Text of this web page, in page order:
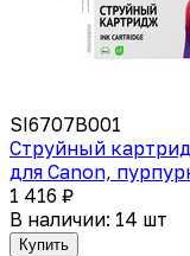
SI6707B001
Струйный
для Canon,
1 416 ₽
В наличии: 14 шт
Купить